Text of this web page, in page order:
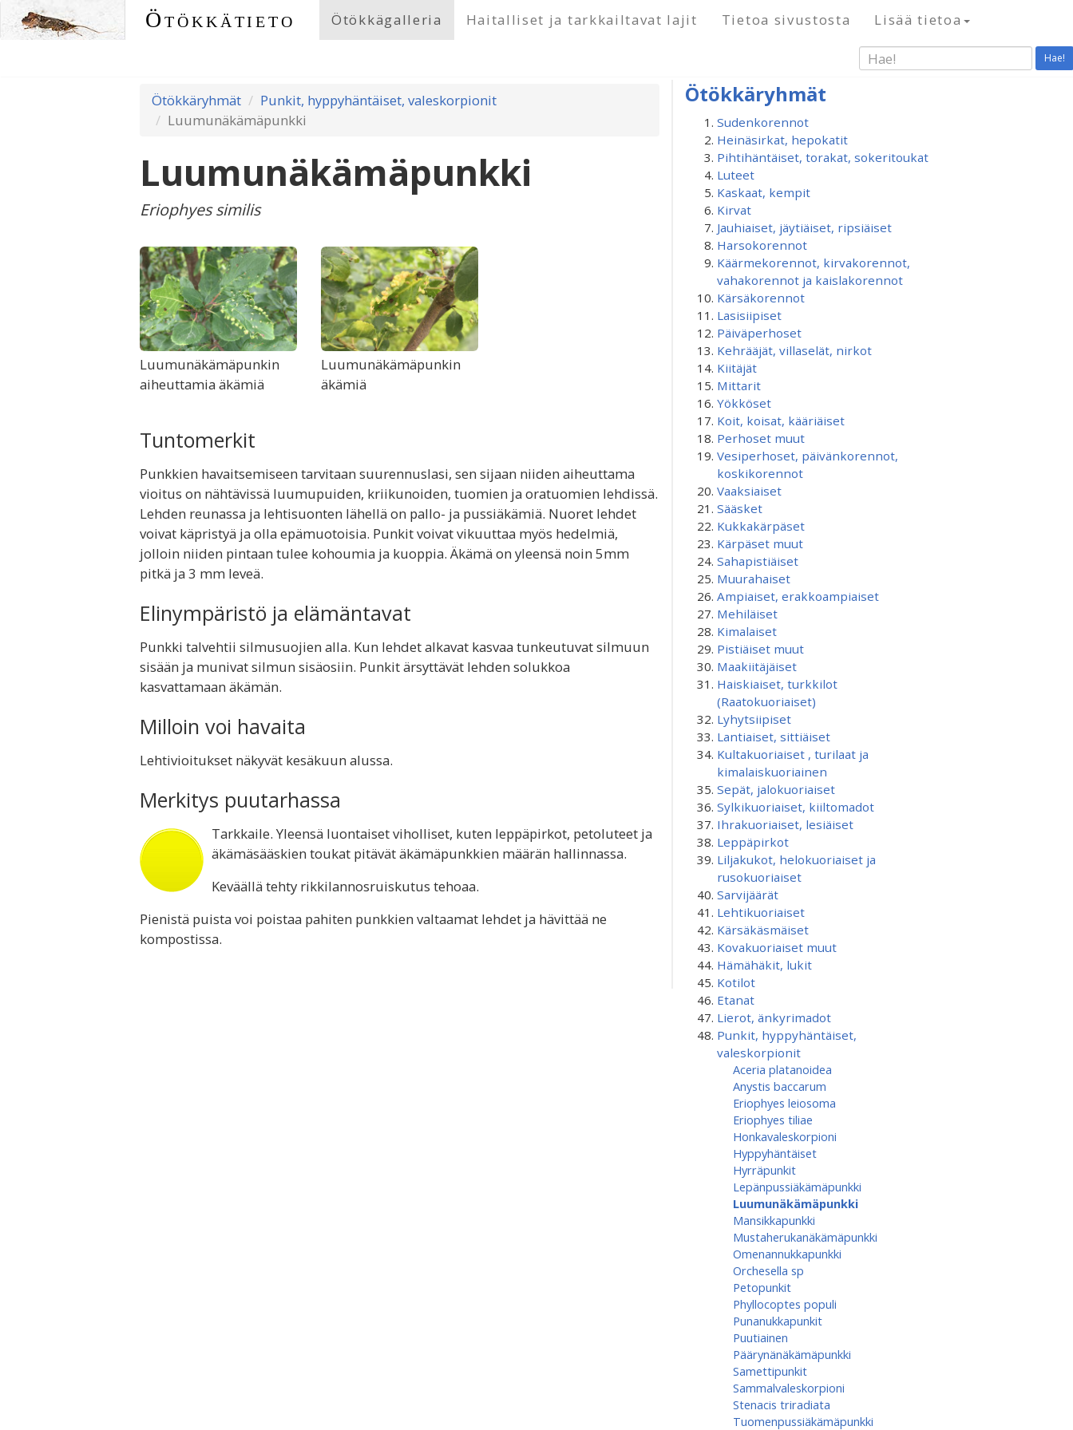
Ötökkätieto Ötökkägalleria Haitalliset ja tarkkailtavat lajit Tietoa sivustosta Lisää tietoa
Hae!
Ötökkäryhmät
Punkit, hyppyhäntäiset, valeskorpionit
Luumunäkämäpunkki
Luumunäkämäpunkki
Eriophyes similis
Luumunäkämäpunkin
aiheuttamia äkämiä
Luumunäkämäpunkin
äkämiä
Tuntomerkit
Punkkien havaitsemiseen tarvitaan suurennuslasi, sen sijaan niiden aiheuttama
vioitus on nähtävissä luumupuiden, kriikunoiden, tuomien ja oratuomien lehdissä.
Lehden reunassa ja lehtisuonten lähellä on pallo- ja pussiäkämiä. Nuoret lehdet
voivat käpristyä ja olla epämuotoisia. Punkit voivat vikuuttaa myös hedelmiä,
jolloin niiden pintaan tulee kohoumia ja kuoppia. Äkämä on yleensä noin 5mm
pitkä ja 3 mm leveä.
Elinympäristö ja elämäntavat
Punkki talvehtii silmusuojien alla. Kun lehdet alkavat kasvaa tunkeutuvat silmuun
sisään ja munivat silmun sisäosiin. Punkit ärsyttävät lehden solukkoa
kasvattamaan äkämän.
Milloin voi havaita
Lehtivioitukset näkyvät kesäkuun alussa.
Merkitys puutarhassa
Tarkkaile. Yleensä luontaiset viholliset, kuten leppäpirkot, petoluteet ja
äkämäsääskien toukat pitävät äkämäpunkkien määrän hallinnassa.
Keväällä tehty rikkilannosruiskutus tehoaa.
Pienistä puista voi poistaa pahiten punkkien valtaamat lehdet ja hävittää ne
kompostissa.
Ötökkäryhmät
Sudenkorennot
Heinäsirkat, hepokatit
Pihtihäntäiset, torakat, sokeritoukat
Luteet
Kaskaat, kempit
Kirvat
Jauhiaiset, jäytiäiset, ripsiäiset
Harsokorennot
Käärmekorennot, kirvakorennot,
vahakorennot ja kaislakorennot
Kärsäkorennot
Lasisiipiset
Päiväperhoset
Kehrääjät, villaselät, nirkot
Kiitäjät
Mittarit
Yökköset
Koit, koisat, kääriäiset
Perhoset muut
Vesiperhoset, päivänkorennot,
koskikorennot
Vaaksiaiset
Sääsket
Kukkakärpäset
Kärpäset muut
Sahapistiäiset
Muurahaiset
Ampiaiset, erakkoampiaiset
Mehiläiset
Kimalaiset
Pistiäiset muut
Maakiitäjäiset
Haiskiaiset, turkkilot
(Raatokuoriaiset)
Lyhytsiipiset
Lantiaiset, sittiäiset
Kultakuoriaiset , turilaat ja
kimalaiskuoriainen
Sepät, jalokuoriaiset
Sylkikuoriaiset, kiiltomadot
Ihrakuoriaiset, lesiäiset
Leppäpirkot
Liljakukot, helokuoriaiset ja
rusokuoriaiset
Sarvijäärät
Lehtikuoriaiset
Kärsäkäsmäiset
Kovakuoriaiset muut
Hämähäkit, lukit
Kotilot
Etanat
Lierot, änkyrimadot
Punkit, hyppyhäntäiset,
valeskorpionit
Aceria platanoidea
Anystis baccarum
Eriophyes leiosoma
Eriophyes tiliae
Honkavaleskorpioni
Hyppyhäntäiset
Hyrräpunkit
Lepänpussiäkämäpunkki
Luumunäkämäpunkki
Mansikkapunkki
Mustaherukanäkämäpunkki
Omenannukkapunkki
Orchesella sp
Petopunkit
Phyllocoptes populi
Punanukkapunkit
Puutiainen
Päärynänäkämäpunkki
Samettipunkit
Sammalvaleskorpioni
Stenacis triradiata
Tuomenpussiäkämä­punkki